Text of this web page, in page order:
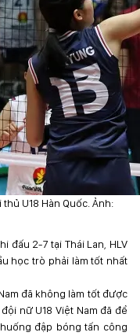
U18 Hàn Quốc. Ảnh:
đấu 2-7 tại Thái Lan, HLV
học trò phải làm tốt nhất
đã không làm tốt được
nữ U18 Việt Nam đã để
đập bóng tấn công